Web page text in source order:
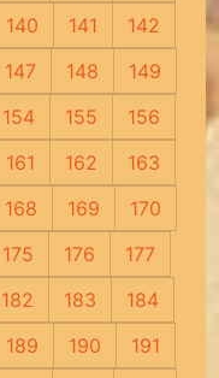
140 141
142
147 148
149
154 155
156
161 162
163
168 169
170
175 176
177
182 183
184
189 190
191